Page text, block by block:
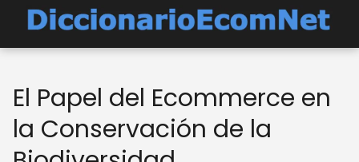
El Papel del Ecommerce en
la Conservación de la